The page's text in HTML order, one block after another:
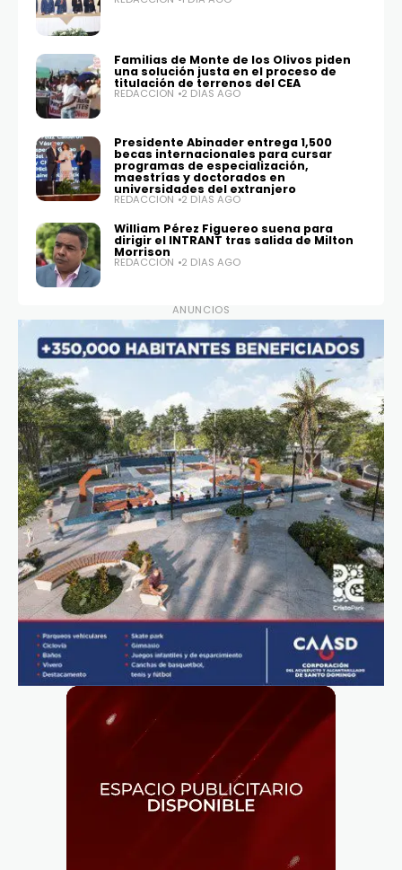
Familias de Monte de los Olivos piden
una solución justa en el proceso de
titulación de terrenos del CEA
REDACCIÓN 2 DÍAS AGO
Presidente Abinader entrega 1,500
becas internacionales para cursar
programas de especialización,
maestrías y doctorados en
universidades del extranjero
REDACCIÓN 2 DÍAS AGO
William Pérez Figuereo suena para
dirigir el INTRANT tras salida de Milton
Morrison
REDACCIÓN 2 DÍAS AGO
ANUNCIOS